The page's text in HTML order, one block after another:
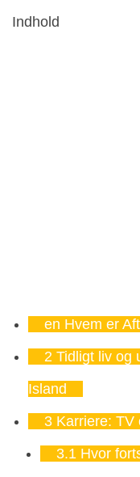
Indhold
en Hvem er
2 Tidligt liv og
Island
3 Karriere: TV
3.1 Hvor